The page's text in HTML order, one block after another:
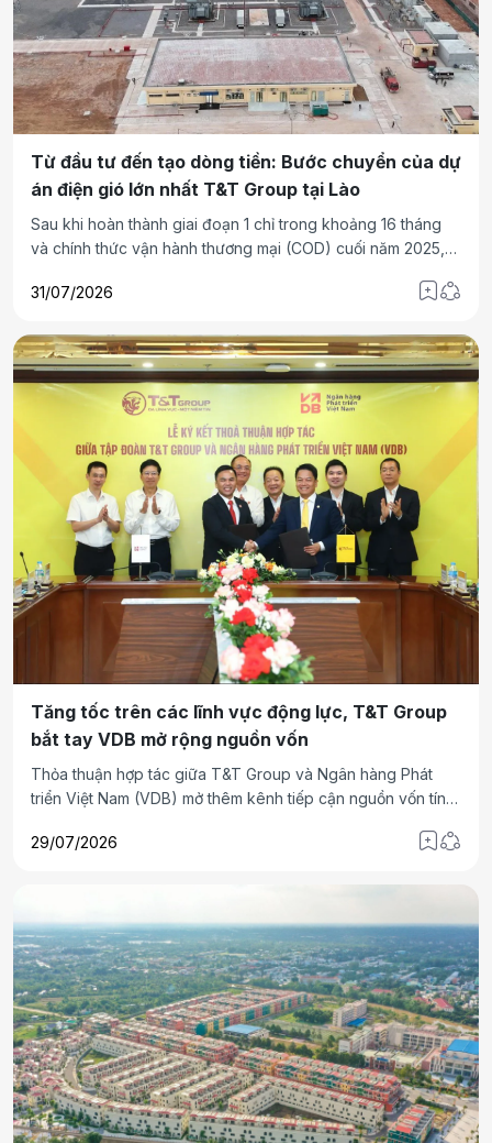
Từ đầu tư đến tạo dòng tiền: Bước chuyển của dự
án điện gió lớn nhất T&T Group tại Lào
Sau khi hoàn thành giai đoạn 1 chỉ trong khoảng 16 tháng
và chính thức vận hành thương mại (COD) cuối năm 2025,
giai đoạn mang ý nghĩa bước ngoặt: tạo dòng tiền.
31/07/2026
Tăng tốc trên các lĩnh vực động lực, T&T Group
bắt tay VDB mở rộng nguồn vốn
Thỏa thuận hợp tác giữa T&T Group và Ngân hàng Phát
triển Việt Nam (VDB) mở thêm kênh tiếp cận nguồn vốn tín
tiên, góp phần huy động hiệu quả nguồn lực tài chính trung
29/07/2026